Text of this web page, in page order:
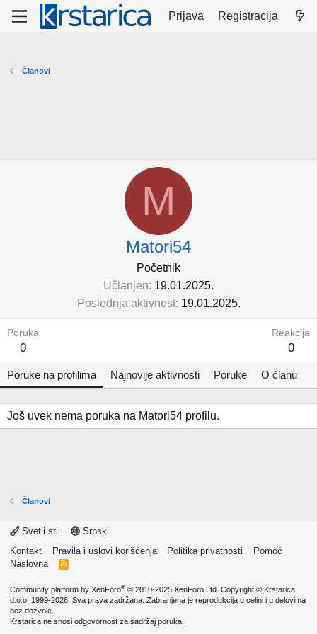
Prijava Registracija
Članovi
M
Matori54
Početnik
Učlanjen 19.01.2025.
Poslednja aktivnost 19.01.2025.
Poruka
0
Reakcija
0
Poruke na profilima Najnovije aktivnosti Poruke O članu
Još uvek nema poruka na Matori54 profilu.
Članovi
Svetli stil
Srpski
Kontakt
Pravila i uslovi korišćenja Politika privatnosti
Pomoć
Naslovna
R
Community platform by XenForo® © 2010-2025 XenForo Ltd. Copyright © Krstarica
d.o.o. 1999-2026. Sva prava zadržana. Zabranjena je reprodukcija u celini i u delovima
bez dozvole.
Krstarica ne snosi odgovornost za sadržaj poruka.